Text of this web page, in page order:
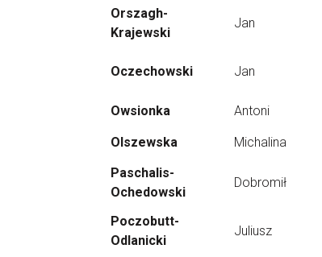
Orszagh-
Krajewski
Jan
Oczechowski Jan
Owsionka Antoni
Olszewska Michalina
Paschalis-
Ochedowski
Dobromił
Poczobutt-
Odlanicki
Juliusz